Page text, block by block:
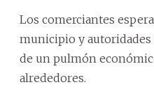
Los comerciantes
municipio y autoridades
de un pulmón
alrededores.